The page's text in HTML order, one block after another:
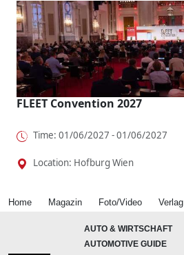
FLEET Convention 2027
Time: 01/06/2027 - 01/06/2027
Location: Hofburg Wien
Home Magazin Foto/Video Verlag
AUTO & WIRTSCHAFT
AUTOMOTIVE GUIDE